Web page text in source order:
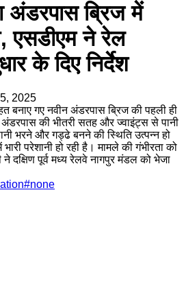
अंडरपास ब्रिज में
एसडीएम ने रेल
के दिए निर्देश
2025
बनाए गए नवीन अंडरपास ब्रिज की पहली ही
अंडरपास की भीतरी सतह और ज्वाइंट्स से पानी
भरने और गड्ढे बनने की स्थिति उत्पन्न हो
परेशानी हो रही है। मामले की गंभीरता को
दक्षिण पूर्व मध्य रेलवे नागपुर मंडल को भेजा
#none